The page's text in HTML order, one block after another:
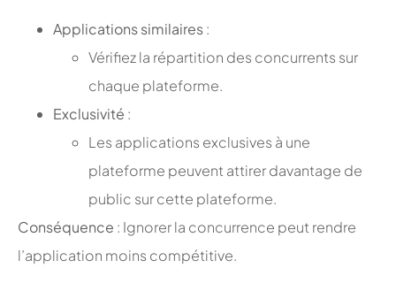
Applications similaires:
Vérifiez la répartition des concurrents sur
chaque plateforme.
Exclusivité :
Les applications exclusives à une
plateforme peuvent attirer davantage de
public sur cette plateforme.
Conséquence : Ignorer la concurrence peut rendre
l’application moins compétitive.